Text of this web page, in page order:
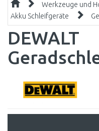
Werkzeuge und
Akku Schleifgeräte
DEWALT